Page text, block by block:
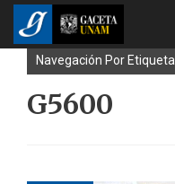
Navegación Por Etiqueta
G5600